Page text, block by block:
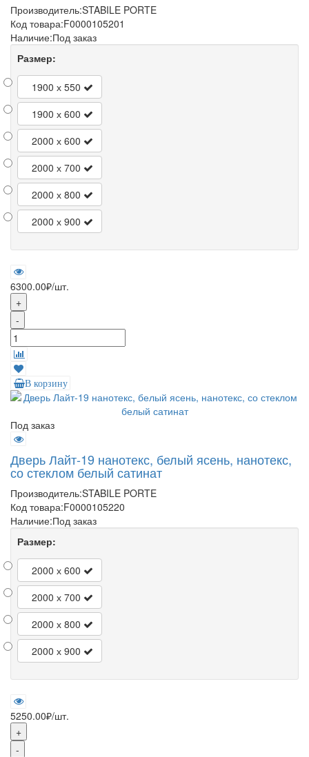
Производитель:STABILE PORTE
Код товара:F0000105201
Наличие:Под заказ
Размер:
1900 х 550
1900 х 600
2000 х 600
2000 х 700
2000 х 800
2000 х 900
6300.00₽/шт.
+
-
В корзину
Под заказ
Дверь Лайт-19 нанотекс, белый ясень, нанотекс,
со стеклом белый сатинат
Производитель:STABILE PORTE
Код товара:F0000105220
Наличие:Под заказ
Размер:
2000 х 600
2000 х 700
2000 х 800
2000 х 900
5250.00₽/шт.
+
-